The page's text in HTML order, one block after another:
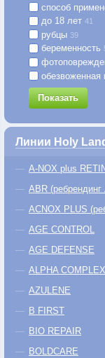
способ
до 18 лет 41
рубцы 39
беременность
обезвоженная
Показать
Линии Holy
A-NOX plus
ABR
ACNOX PLUS
AGE CONTROL
AGE DEFENSE
ALPHA
AZULENE
B FIRST
BIO REPAIR
BOLDCARE